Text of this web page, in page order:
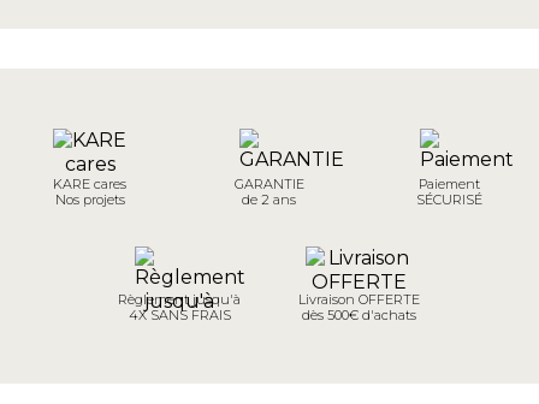
KARE cares
Nos projets
GARANTIE
de 2 ans
Paiement
SÉCURISÉ
Règlement jusqu'à
4X SANS FRAIS
Livraison OFFERTE
dès 500€ d'achats